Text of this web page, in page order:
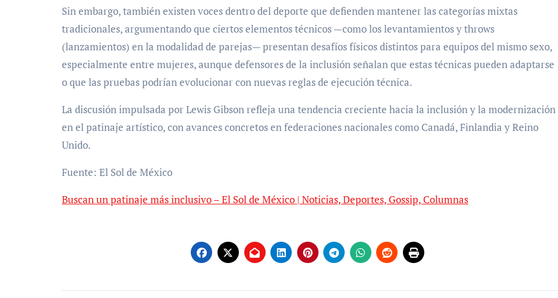
Sin embargo, también existen voces dentro del deporte que defienden mantener las categorías mixtas
tradicionales, argumentando que ciertos elementos técnicos —como los levantamientos y throws
(lanzamientos) en la modalidad de parejas— presentan desafíos físicos distintos para equipos del mismo sexo,
especialmente entre mujeres, aunque defensores de la inclusión señalan que estas técnicas pueden adaptarse
o que las pruebas podrían evolucionar con nuevas reglas de ejecución técnica.
La discusión impulsada por Lewis Gibson refleja una tendencia creciente hacia la inclusión y la modernización
en el patinaje artístico, con avances concretos en federaciones nacionales como Canadá, Finlandia y Reino
Unido.
Fuente: El Sol de México
Buscan un patinaje más inclusivo – El Sol de México | Noticias, Deportes, Gossip, Columnas